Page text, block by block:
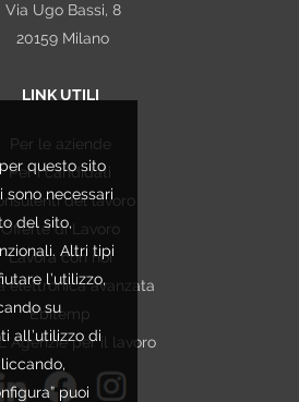
Via Ugo Bassi, 8
20159 Milano
LINK UTILI
Per le aziende
Per i candidati
del lavoro
Offerte di Lavoro
Lavora con noi
elettronica avanzata
Ebitemp
Agenzie per il lavoro
questo sito
sono necessari
del sito,
Altri tipi
l’utilizzo,
su
all’utilizzo di
puoi